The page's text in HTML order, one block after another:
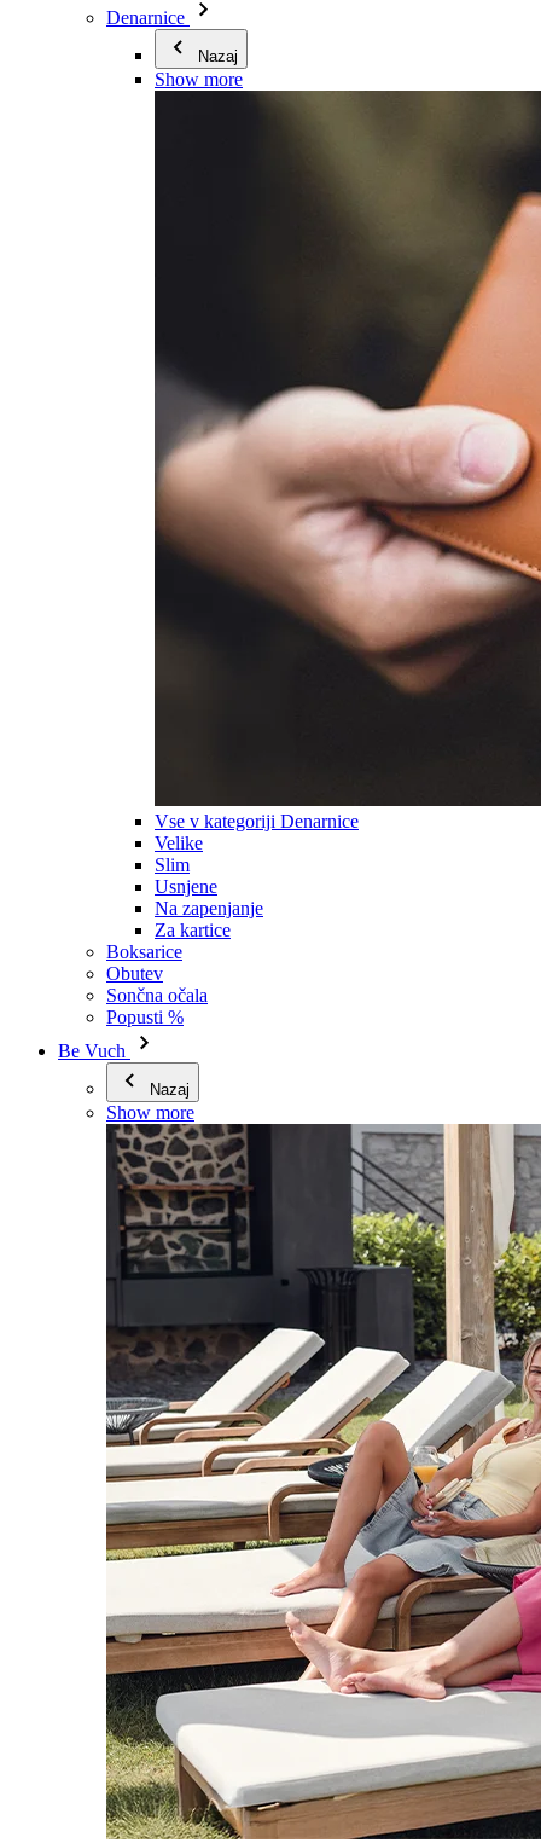
Denarnice
Nazaj
Show more
Vse v kategoriji Denarnice
Velike
Slim
Usnjene
Na zapenjanje
Za kartice
Boksarice
Obutev
Sončna očala
Popusti %
Be Vuch
Nazaj
Show more